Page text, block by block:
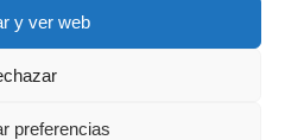
y ver web
preferencias
que te ofrecemos el servicio de
todo el material necesario.